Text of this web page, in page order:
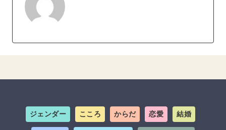
ジェンダー こころ からだ 恋愛 結婚